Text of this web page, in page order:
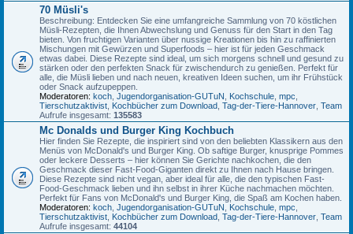
70 Müsli's
Beschreibung: Entdecken Sie eine umfangreiche Sammlung von 70 köstlichen
Müsli-Rezepten, die Ihnen Abwechslung und Genuss für den Start in den Tag
bieten. Von fruchtigen Varianten über nussige Kreationen bis hin zu raffinierten
Mischungen mit Gewürzen und Superfoods – hier ist für jeden Geschmack
etwas dabei. Diese Rezepte sind ideal, um sich morgens schnell und gesund zu
stärken oder den perfekten Snack für zwischendurch zu genießen. Perfekt für
alle, die Müsli lieben und nach neuen, kreativen Ideen suchen, um ihr Frühstück
oder Snack aufzupeppen.
Moderatoren: koch Jugendorganisation-GUTuN Kochschule mpc
Tierschutzaktivist Kochbücher zum Download Tag-der-Tiere-Hannover Team
Aufrufe insgesamt: 135583
Mc Donalds und Burger King Kochbuch
Hier finden Sie Rezepte, die inspiriert sind von den beliebten Klassikern aus den
Menüs von McDonald's und Burger King. Ob saftige Burger, knusprige Pommes
oder leckere Desserts – hier können Sie Gerichte nachkochen, die den
Geschmack dieser Fast-Food-Giganten direkt zu Ihnen nach Hause bringen.
Diese Rezepte sind nicht vegan, aber ideal für alle, die den typischen Fast-
Food-Geschmack lieben und ihn selbst in ihrer Küche nachmachen möchten.
Perfekt für Fans von McDonald's und Burger King, die Spaß am Kochen haben.
Moderatoren: koch Jugendorganisation-GUTuN Kochschule mpc
Tierschutzaktivist Kochbücher zum Download Tag-der-Tiere-Hannover Team
Aufrufe insgesamt: 44104